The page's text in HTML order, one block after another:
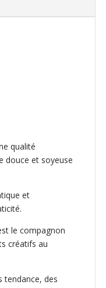
qualité
douce et soyeuse
et
le compagnon
créatifs au
tendance, des